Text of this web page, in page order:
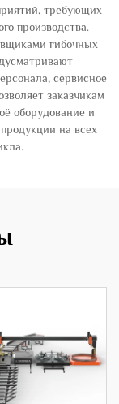
требующих
производства.
гибочных
сервисное
заказчикам
оборудование и
на всех